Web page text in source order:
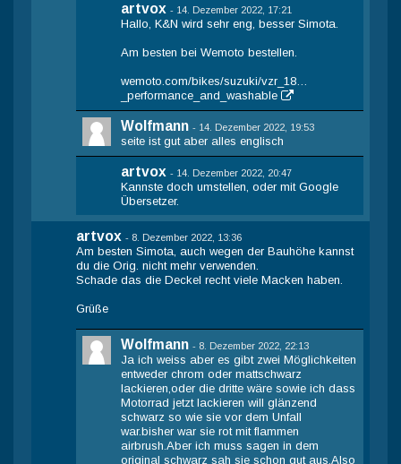
artvox - 14. Dezember 2022, 17:21
Hallo, K&N wird sehr eng, besser Simota.
Am besten bei Wemoto bestellen.
wemoto.com/bikes/suzuki/vzr_18…
_performance_and_washable
Wolfmann - 14. Dezember 2022, 19:53
seite ist gut aber alles englisch
artvox - 14. Dezember 2022, 20:47
Kannste doch umstellen, oder mit Google
Übersetzer.
artvox - 8. Dezember 2022, 13:36
Am besten Simota, auch wegen der Bauhöhe kannst
du die Orig. nicht mehr verwenden.
Schade das die Deckel recht viele Macken haben.
Grüße
Wolfmann - 8. Dezember 2022, 22:13
Ja ich weiss aber es gibt zwei Möglichkeiten
entweder chrom oder mattschwarz
lackieren,oder die dritte wäre sowie ich dass
Motorrad jetzt lackieren will glänzend
schwarz so wie sie vor dem Unfall
war.bisher war sie rot mit flammen
airbrush.Aber ich muss sagen in dem
original schwarz sah sie schon gut aus.Also